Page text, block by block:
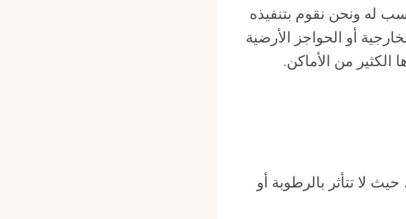
له ونحن نقوم بتنفيذه
أو الحواجز الأرضية
الكثير من الأماكن.
لا تتأثر بالرطوبة أو